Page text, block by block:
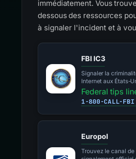
immédiatement. Vous
dessous des ressources
à signaler l'incident et à
FBI IC3
Signaler la
Internet aux États-
Federal tips
1-800-CALL-FBI
Europol
Trouvez le canal de